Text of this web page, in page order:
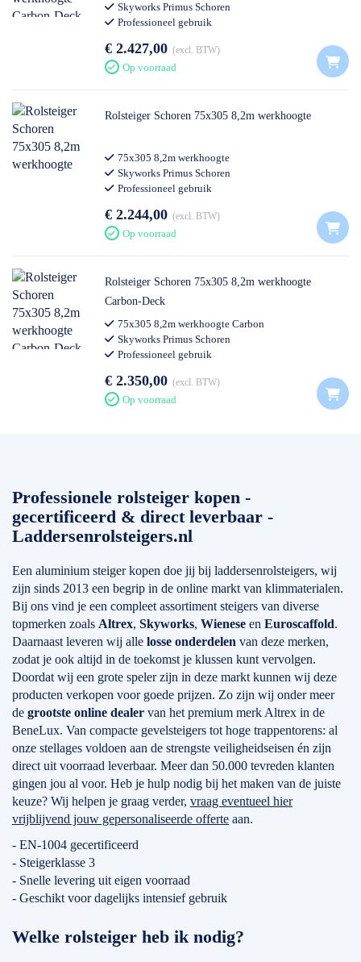
Skyworks Primus Schoren
Professioneel gebruik
€ 2.427,00 excl. BTW
Op voorraad
Rolsteiger Schoren 75x305 8,2m werkhoogte
75x305 8,2m werkhoogte
Skyworks Primus Schoren
Professioneel gebruik
€ 2.244,00 excl. BTW
Op voorraad
Rolsteiger Schoren 75x305 8,2m werkhoogte
Carbon-Deck
75x305 8,2m werkhoogte Carbon
Skyworks Primus Schoren
Professioneel gebruik
€ 2.350,00 excl. BTW
Op voorraad
Professionele rolsteiger kopen -
gecertificeerd & direct leverbaar -
Laddersenrolsteigers.nl
Een aluminium steiger kopen doe jij bij laddersenrolsteigers, wij
zijn sinds 2013 een begrip in de online markt van klimmaterialen.
Bij ons vind je een compleet assortiment steigers van diverse
topmerken zoals Altrex, Skyworks, Wienese en Euroscaffold.
Daarnaast leveren wij alle losse onderdelen van deze merken,
zodat je ook altijd in de toekomst je klussen kunt vervolgen.
Doordat wij een grote speler zijn in deze markt kunnen wij deze
producten verkopen voor goede prijzen. Zo zijn wij onder meer
de grootste online dealer van het premium merk Altrex in de
BeneLux. Van compacte gevelsteigers tot hoge trappentorens: al
onze stellages voldoen aan de strengste veiligheidseisen én zijn
direct uit voorraad leverbaar. Meer dan 50.000 tevreden klanten
gingen jou al voor. Heb je hulp nodig bij het maken van de juiste
keuze? Wij helpen je graag verder, vraag eventueel hier
vrijblijvend jouw gepersonaliseerde offerte aan.
- EN-1004 gecertificeerd
- Steigerklasse 3
- Snelle levering uit eigen voorraad
- Geschikt voor dagelijks intensief gebruik
Welke rolsteiger heb ik nodig?